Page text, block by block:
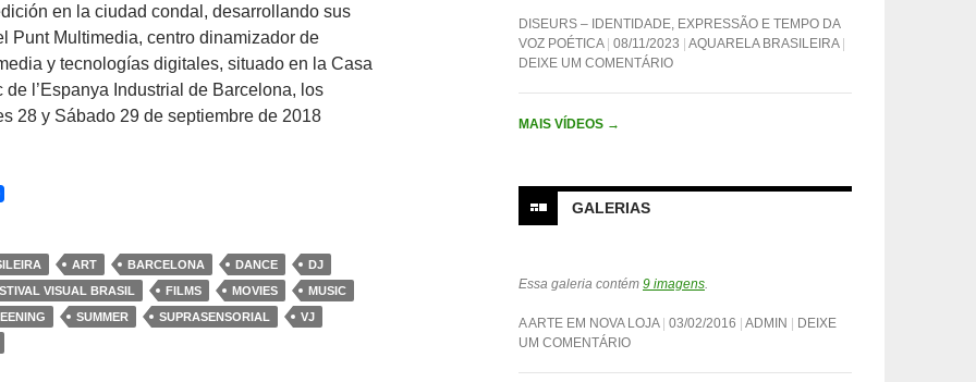
en la ciudad condal, desarrollando sus
Punt Multimedia, centro dinamizador de
y tecnologías digitales, situado en la Casa
de l’Espanya Industrial de Barcelona, los
28 y Sábado 29 de septiembre de 2018
ART BARCELONA DANCE
DJ
VISUAL BRASIL FILMS MOVIES
MUSIC
SUMMER SUPRASENSORIAL
VJ
c
e
b
o
o
i
t
t
e
r
n
k
e
d
I
a
t
s
A
p
DISEURS – IDENTIDADE, EXPRESSÃO E TEMPO DA
VOZ POÉTICA
08/11/2023
AQUARELA BRASILEIRA
DEIXE UM COMENTÁRIO
MAIS VÍDEOS →
GALERIAS
Essa galeria contém 9 imagens
A ARTE EM NOVA LOJA 03/02/2016 ADMIN
DEIXE
UM COMENTÁRIO